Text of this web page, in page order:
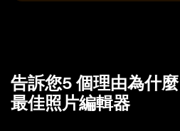
告訴您5 個理由為什
最佳照片編輯器